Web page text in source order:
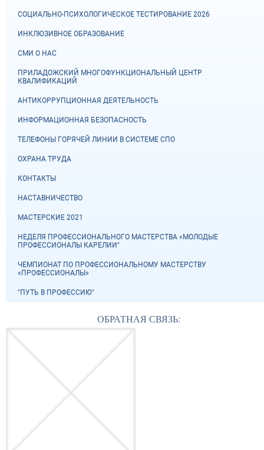
СОЦИАЛЬНО-ПСИХОЛОГИЧЕСКОЕ ТЕСТИРОВАНИЕ 2026
ИНКЛЮЗИВНОЕ ОБРАЗОВАНИЕ
СМИ О НАС
ПРИЛАДОЖСКИЙ МНОГОФУНКЦИОНАЛЬНЫЙ ЦЕНТР
КВАЛИФИКАЦИЙ
АНТИКОРРУПЦИОННАЯ ДЕЯТЕЛЬНОСТЬ
ИНФОРМАЦИОННАЯ БЕЗОПАСНОСТЬ
ТЕЛЕФОНЫ ГОРЯЧЕЙ ЛИНИИ В СИСТЕМЕ СПО
ОХРАНА ТРУДА
КОНТАКТЫ
НАСТАВНИЧЕСТВО
МАСТЕРСКИЕ 2021
НЕДЕЛЯ ПРОФЕССИОНАЛЬНОГО МАСТЕРСТВА «МОЛОДЫЕ
ПРОФЕССИОНАЛЫ КАРЕЛИИ"
ЧЕМПИОНАТ ПО ПРОФЕССИОНАЛЬНОМУ МАСТЕРСТВУ
«ПРОФЕССИОНАЛЫ»
"ПУТЬ В ПРОФЕССИЮ"
ОБРАТНАЯ СВЯЗЬ: